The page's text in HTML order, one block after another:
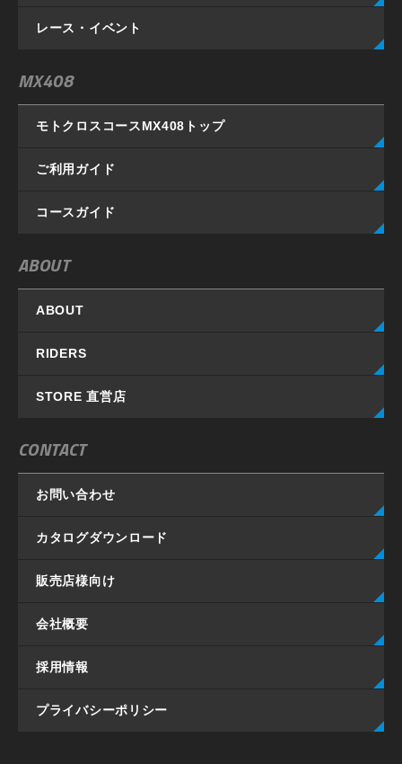
レース・イベント
MX408
モトクロスコースMX408 トップ
ご利用ガイド
コースガイド
ABOUT
ABOUT
RIDERS
STORE 直営店
CONTACT
お問い合わせ
カタログダウンロード
販売店様向け
会社概要
採用情報
プライバシーポリシー